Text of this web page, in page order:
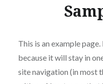
This is an example
because it will stay in
site navigation (in most